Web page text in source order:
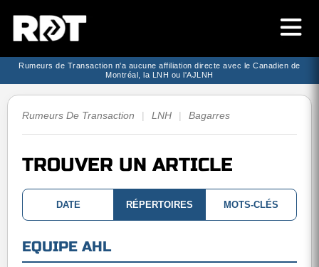
Rumeurs de Transaction n'a aucune affiliation directe avec le Canadien de
Montréal, la LNH ou l'AJLNH
Rumeurs De Transaction | LNH | Bagarres
TROUVER UN ARTICLE
DATE RÉPERTOIRES MOTS-CLÉS
EQUIPE AHL